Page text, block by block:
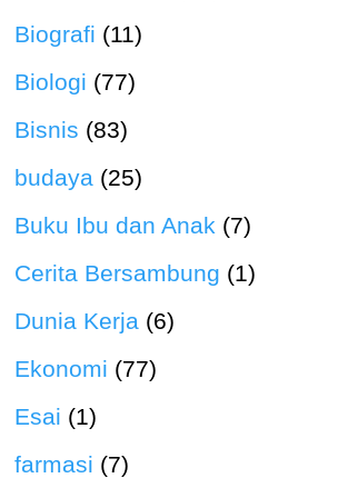
Biografi (11)
Biologi (77)
Bisnis (83)
budaya (25)
Buku Ibu dan Anak (7)
Cerita Bersambung (1)
Dunia Kerja (6)
Ekonomi (77)
Esai (1)
farmasi (7)